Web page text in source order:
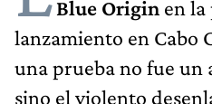
Blue Origin en
lanzamiento en Cabo
una prueba no fue
sino el violento